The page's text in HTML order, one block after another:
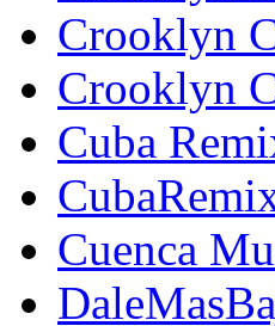
Crooklyn
Crooklyn
Cuba
Cuenca